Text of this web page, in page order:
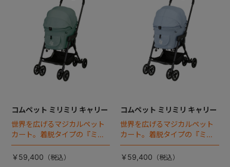
コムペット ミリミリ キャリー
世界を広げるマジカルペット
カート。着脱タイプの『ミリ
ミリEG』 がフルモデルチェン
ジ 。新機能「マジカルフォー
￥59,400
コムペット ミリミリ キャリー
世界を広げるマジカルペット
カート。着脱タイプの『ミリ
ミリEG』 がフルモデルチェン
ジ 。新機能「マジカルフォー
￥59,400